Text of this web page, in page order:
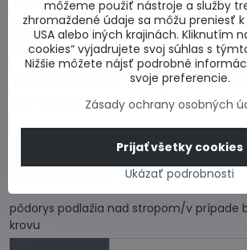
rez strechy
Výkresová
stropnom systéme
pôdorys podlažia pod stropom
pôdorys podlažia nad stropom/v prípade
krovu
môžeme použiť nástroje a služby
zhromaždené údaje sa môžu preniesť k
USA alebo iných krajinách. Kliknutím
cookies“ vyjadrujete svoj súhlas s
Nižšie môžete nájsť podrobné
svoje preferencie.
Zásady ochrany osobných
Ukázať podrobnosti
Prijať všetky cookies